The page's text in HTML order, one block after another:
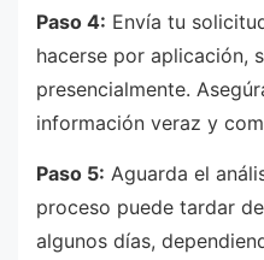
Paso 4: Envía tu
hacerse por aplicación,
presencialmente.
información veraz y
Paso 5: Aguarda el
proceso puede tardar
algunos días,